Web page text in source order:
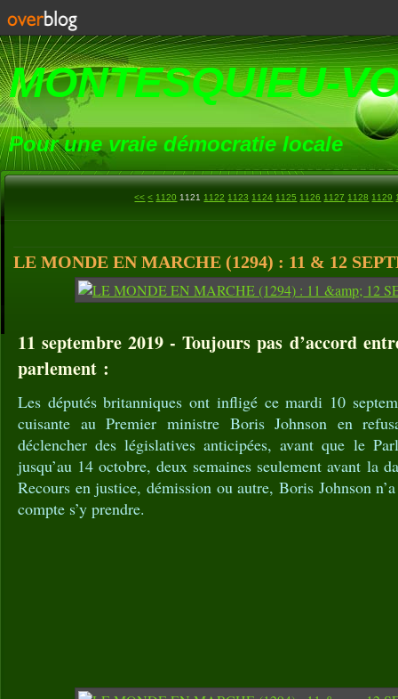
MONTESQUIEU-
Pour une vraie démocratie locale
<< < 1100
1110
1120 1121 1122 1123 1124 1125 1126 1127 1128 1129
LE MONDE EN MARCHE (1294) : 11 & 12
11 septembre 2019 - Toujours pas d’accord
parlement :
Les députés britanniques ont infligé ce mardi 10
cuisante au Premier ministre Boris Johnson en
déclencher des législatives anticipées, avant que le
jusqu’au 14 octobre, deux semaines seulement avant la
Recours en justice, démission ou autre, Boris Johnson
compte s’y prendre.